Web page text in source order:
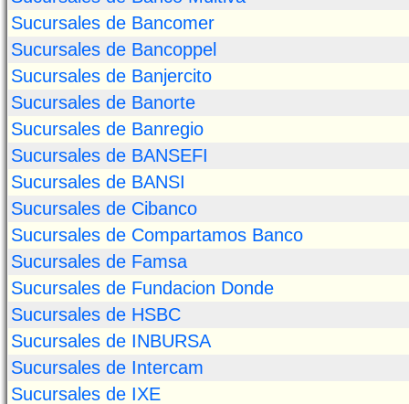
Sucursales de Bancomer
Sucursales de Bancoppel
Sucursales de Banjercito
Sucursales de Banorte
Sucursales de Banregio
Sucursales de BANSEFI
Sucursales de BANSI
Sucursales de Cibanco
Sucursales de Compartamos Banco
Sucursales de Famsa
Sucursales de Fundacion Donde
Sucursales de HSBC
Sucursales de INBURSA
Sucursales de Intercam
Sucursales de IXE